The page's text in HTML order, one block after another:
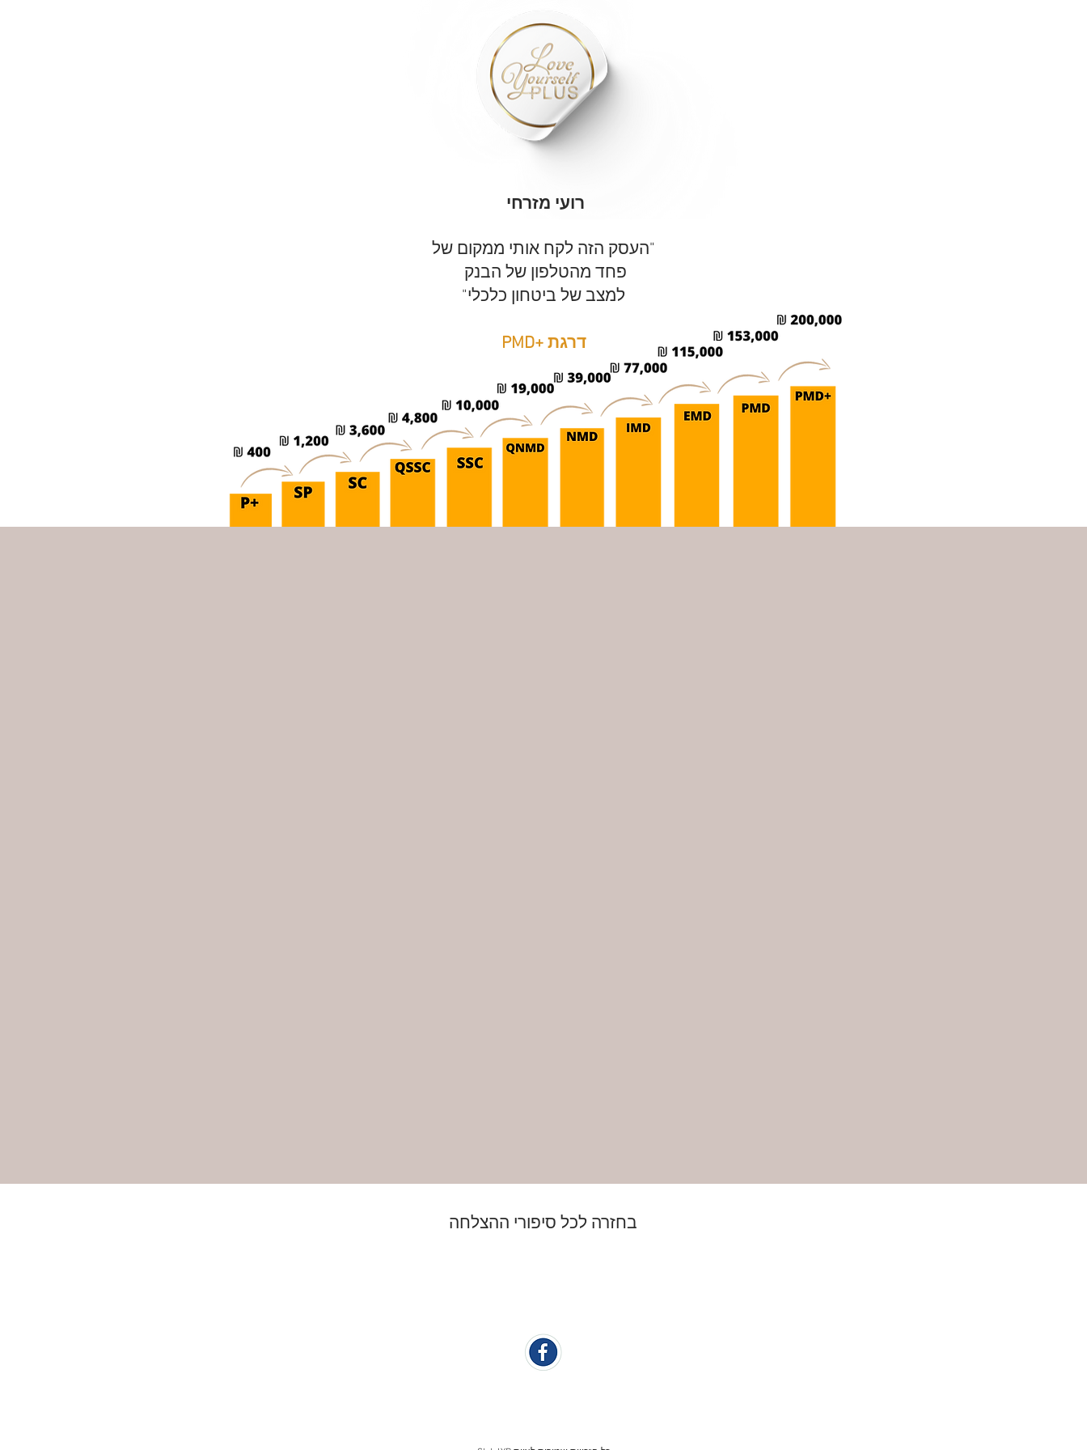
רועי מזרחי
"העסק הזה לקח אותי ממקום של
פחד מהטלפון של הבנק
למצב של ביטחון כלכלי"
דרגת +PMD
בחזרה לכל סיפורי ההצלחה